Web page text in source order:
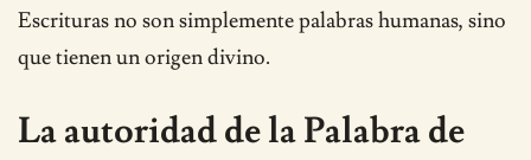
Escrituras no son simplemente palabras humanas, sino
que tienen un origen divino.
La autoridad de la Palabra de